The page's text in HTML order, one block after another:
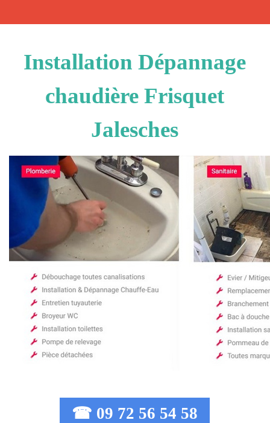
Installation Dépannage
chaudière Frisquet
Jalesches
☎ 09 72 56 54 58